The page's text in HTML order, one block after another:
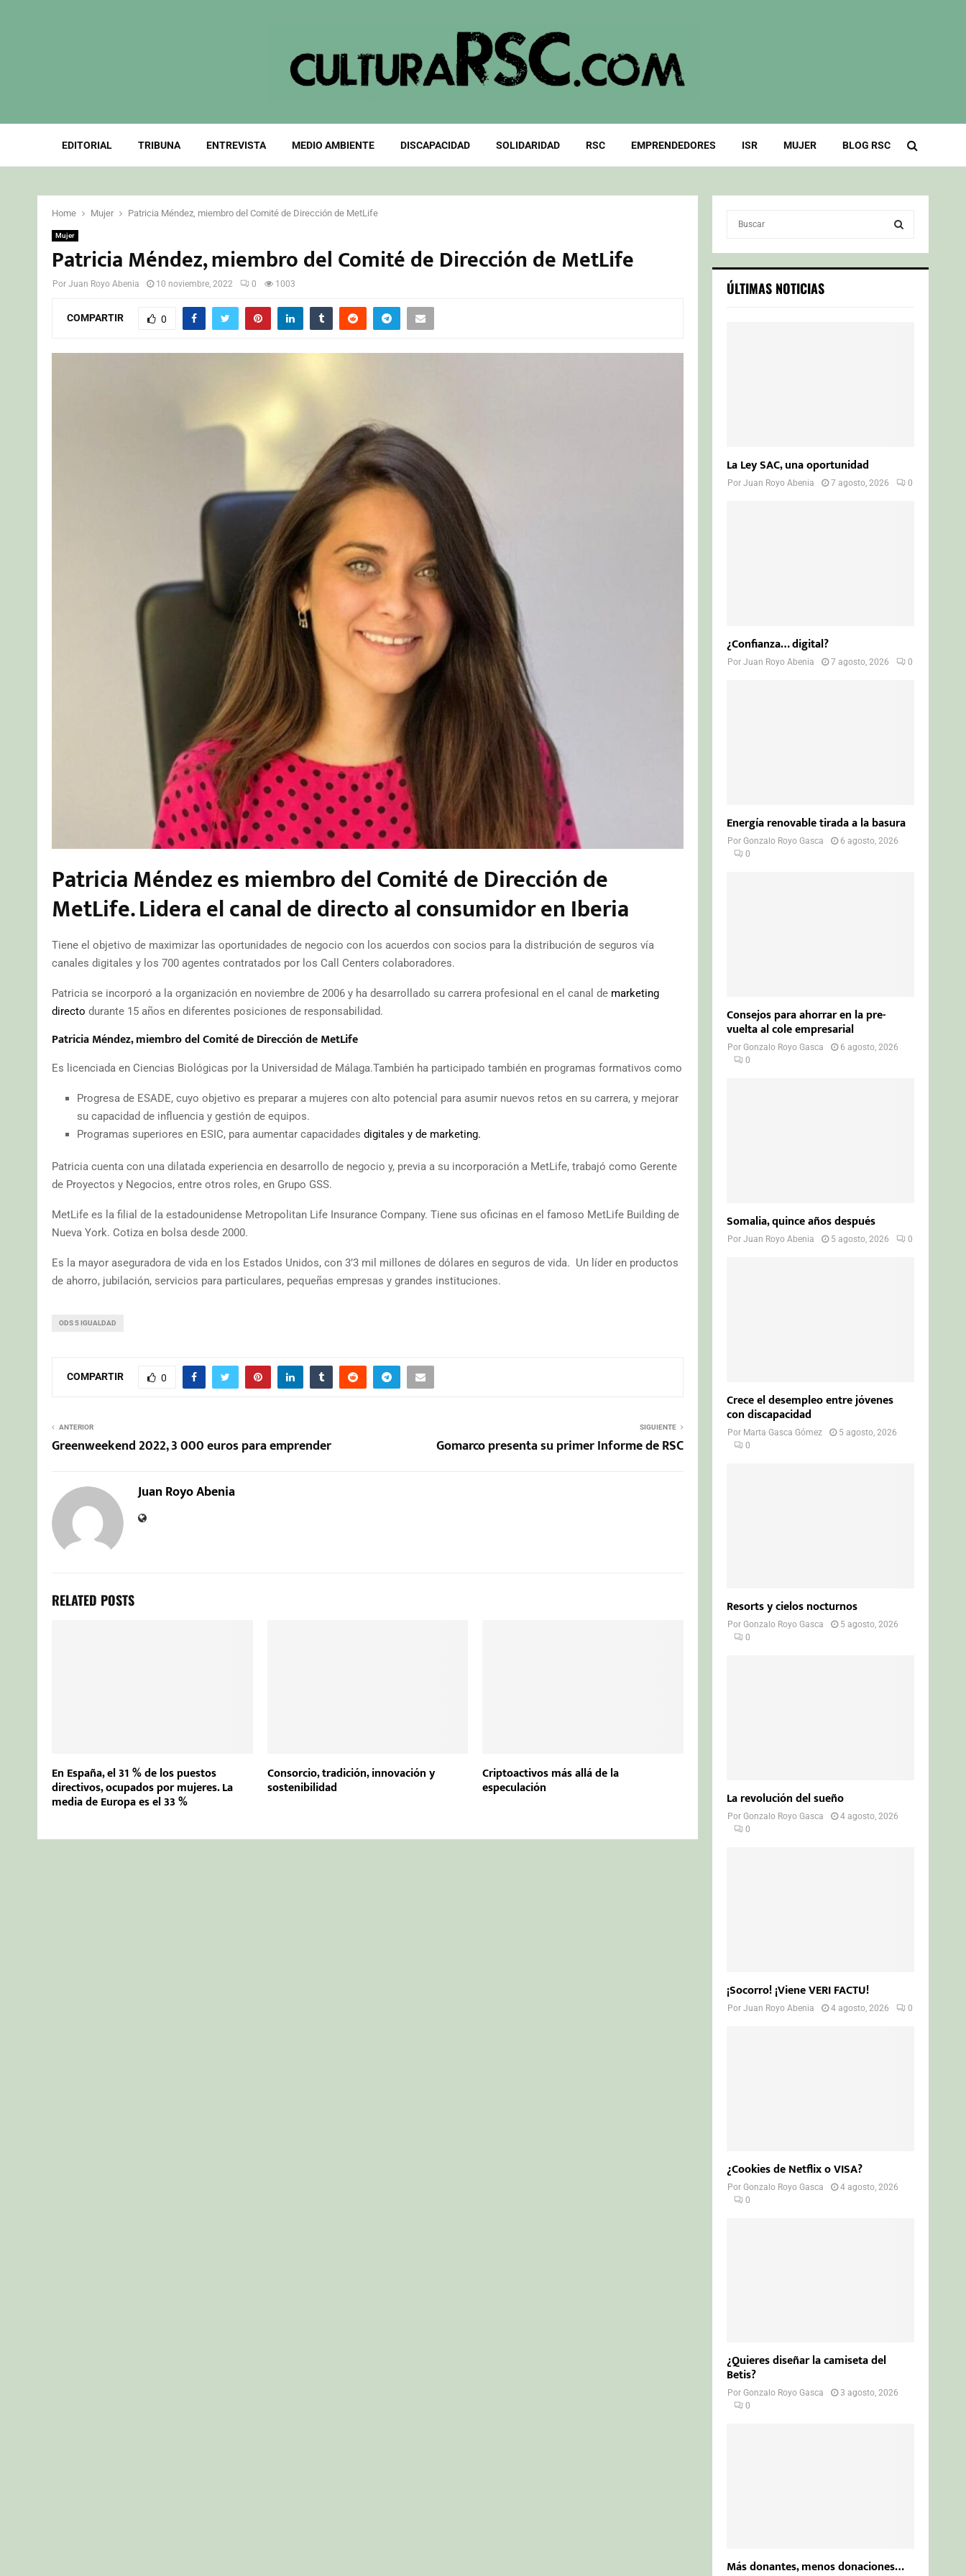
EDITORIAL TRIBUNA ENTREVISTA MEDIO AMBIENTE DISCAPACIDAD SOLIDARIDAD RSC EMPRENDEDORES ISR MUJER BLOG RSC
Home Mujer Patricia Méndez, miembro del Comité de Dirección de MetLife
Mujer
Patricia Méndez, miembro del Comité de Dirección de MetLife
Por Juan Royo Abenia 10 noviembre, 2022 0 1003
COMPARTIR 0
Patricia Méndez es miembro del Comité de Dirección de
MetLife. Lidera el canal de directo al consumidor en Iberia
Tiene el objetivo de maximizar las oportunidades de negocio con los acuerdos con socios para la distribución de seguros vía
canales digitales y los 700 agentes contratados por los Call Centers colaboradores.
Patricia se incorporó a la organización en noviembre de 2006 y ha desarrollado su carrera profesional en el canal de marketing
directo durante 15 años en diferentes posiciones de responsabilidad.
Patricia Méndez, miembro del Comité de Dirección de MetLife
Es licenciada en Ciencias Biológicas por la Universidad de Málaga.También ha participado también en programas formativos como
Progresa de ESADE, cuyo objetivo es preparar a mujeres con alto potencial para asumir nuevos retos en su carrera, y mejorar
su capacidad de influencia y gestión de equipos.
Programas superiores en ESIC, para aumentar capacidades digitales y de marketing.
Patricia cuenta con una dilatada experiencia en desarrollo de negocio y, previa a su incorporación a MetLife, trabajó como Gerente
de Proyectos y Negocios, entre otros roles, en Grupo GSS.
MetLife es la filial de la estadounidense Metropolitan Life Insurance Company. Tiene sus oficinas en el famoso MetLife Building de
Nueva York. Cotiza en bolsa desde 2000.
Es la mayor aseguradora de vida en los Estados Unidos, con 3’3 mil millones de dólares en seguros de vida. Un líder en productos
de ahorro, jubilación, servicios para particulares, pequeñas empresas y grandes instituciones.
ODS 5 IGUALDAD
COMPARTIR 0
ANTERIOR
Greenweekend 2022, 3 000 euros para emprender
SIGUIENTE
Gomarco presenta su primer Informe de RSC
Juan Royo Abenia
RELATED POSTS
En España, el 31 % de los puestos
directivos, ocupados por mujeres. La
media de Europa es el 33 %
Consorcio, tradición, innovación y
sostenibilidad
Criptoactivos más allá de la
especulación
c
h
S
ÚLTIMAS NOTICIAS
La Ley SAC, una oportunidad
PorJuan Royo Abenia 7 agosto, 2026 0
¿Confianza… digital?
PorJuan Royo Abenia 7 agosto, 2026 0
Energía renovable tirada a la basura
PorGonzalo Royo Gasca
6 agosto, 2026
0
Consejos para ahorrar en la pre-
vuelta al cole empresarial
PorGonzalo Royo Gasca
6 agosto, 2026
0
Somalia, quince años después
PorJuan Royo Abenia 5 agosto, 2026 0
Crece el desempleo entre jóvenes
con discapacidad
Por Marta Gasca Gómez
5 agosto, 2026
0
Resorts y cielos nocturnos
PorGonzalo Royo Gasca
5 agosto, 2026
0
La revolución del sueño
PorGonzalo Royo Gasca
4 agosto, 2026
0
¡Socorro! ¡Viene VERI FACTU!
PorJuan Royo Abenia 4 agosto, 2026 0
¿Cookies de Netflix o VISA?
PorGonzalo Royo Gasca
4 agosto, 2026
0
¿Quieres diseñar la camiseta del
Betis?
PorGonzalo Royo Gasca
3 agosto, 2026
0
Más donantes, menos donaciones…